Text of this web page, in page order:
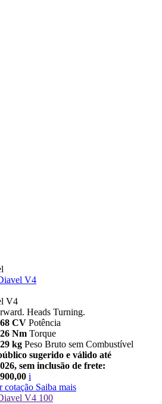
V4
V4
Heads Turning.
CV Potência
Nm Torque
kg Peso Bruto sem Combustível
sugerido e válido até
sem inclusão de frete:
i
cotação Saiba mais
V4 100